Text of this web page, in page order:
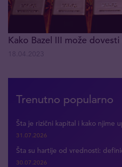
Kako Bazel III može
Trenutno popularno
Šta je rizični kapital i kako njime
31.07.2026
Šta su hartije od vrednosti:
30.07.2026